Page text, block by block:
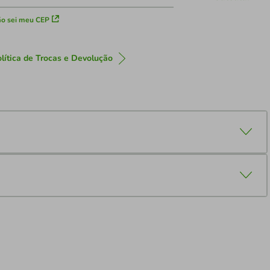
sei meu CEP
de Trocas e Devolução